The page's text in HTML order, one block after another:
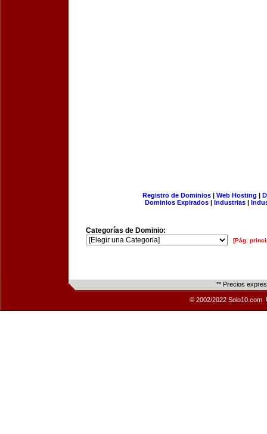
Registro de Dominios| Web Hosting |
Dominios Expirados | Industrias |
Categorías de Dominio:
[Pág.
** Precios
© 2002/2022 Solo10.com